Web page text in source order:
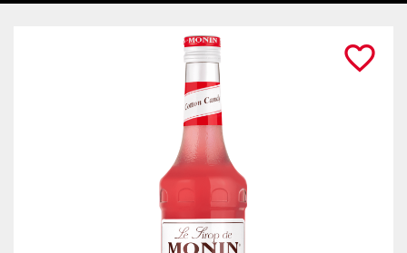
favorite_border